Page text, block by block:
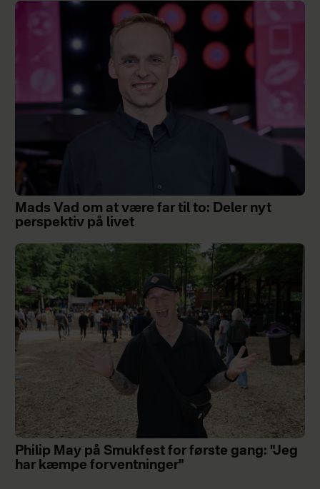
Mads Vad om at være far til to: Deler nyt
perspektiv på livet
Philip May på Smukfest for første gang: "Jeg
har kæmpe forventninger"